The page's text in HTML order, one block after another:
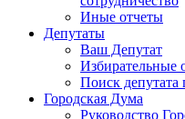
Иные отчеты
Депутаты
Ваш Депутат
Избирательные
Поиск депутата
Городская Дума
Руководство